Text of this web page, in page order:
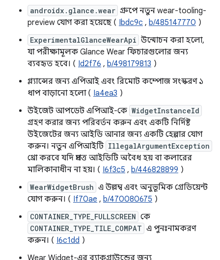
androidx.glance.wear গ্রুপে নতুন wear-tooling-
preview যোগ করা হয়েছে ( Ibdc9c , b/485147770 )
ExperimentalGlanceWearApi উন্মোচন করা হলো,
যা পরীক্ষামূলক Glance Wear ফিচারগুলোর জন্য
ব্যবহৃত হবে। ( Id2f76 , b/498179813 )
গ্ল্যান্সের জন্য এপিআই এবং রিমোট কম্পোজ সংস্করণ ১
ধাপ বাড়ানো হলো ( Ia4ea3 )
উইজেট আপডেট এপিআই-কে WidgetInstanceId
গ্রহণ করার জন্য পরিবর্তন করুন এবং একটি নির্দিষ্ট
উইজেটের জন্য আইডি আনার জন্য একটি হেল্পার যোগ
করুন। নতুন এপিআইটি IllegalArgumentException
থ্রো করবে যদি প্রদত্ত আইডিটি অবৈধ হয় বা কলারের
মালিকানাধীন না হয়। ( I6f3c5 , b/446828899 )
WearWidgetBrush এ উল্লম্ব এবং অনুভূমিক গ্রেডিয়েন্ট
যোগ করুন। ( If70ae , b/470080675 )
CONTAINER_TYPE_FULLSCREEN কে
CONTAINER_TYPE_TILE_COMPAT এ পুনঃনামকরণ
করুন। ( I6c1dd )
Wear Widget-এর ব্যাকগ্রাউন্ডের জন্য